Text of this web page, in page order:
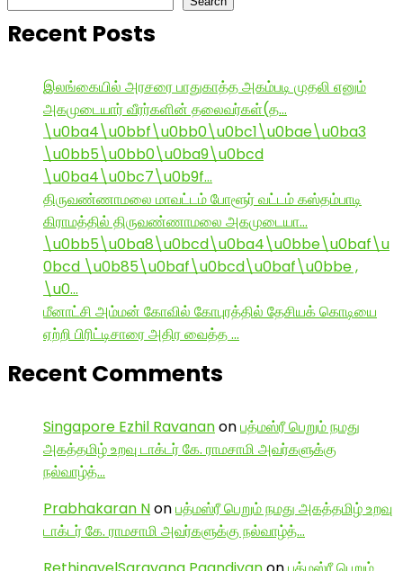
Recent Posts
இலங்கையில் அரசரை பாதுகாத்த அகம்படி முதலி எனும்
அகமுடையார் வீரர்களின் தலைவர்கள்(த…
\u0ba4\u0bbf\u0bb0\u0bc1\u0bae\u0ba3
\u0bb5\u0bb0\u0ba9\u0bcd
\u0ba4\u0bc7\u0b9f…
திருவண்ணாமலை மாவட்டம் போளூர் வட்டம் கஸ்தம்பாடி
கிராமத்தில் திருவண்ணாமலை அகமுடையா…
\u0bb5\u0ba8\u0bcd\u0ba4\u0bbe\u0baf\u
0bcd \u0b85\u0baf\u0bcd\u0baf\u0bbe ,
\u0…
மீனாட்சி அம்மன் கோவில் கோபுரத்தில் தேசியக் கொடியை
ஏற்றி பிரிட்டிசாரை அதிர வைத்த …
Recent Comments
Singapore Ezhil Ravananonபத்மஸ்ரீ பெறும் நமது
அகத்தமிழ் உறவு டாக்டர் கே. ராமசாமி அவர்களுக்கு
நல்வாழ்த்…
Prabhakaran Nonபத்மஸ்ரீ பெறும் நமது அகத்தமிழ் உறவு
டாக்டர் கே. ராமசாமி அவர்களுக்கு நல்வாழ்த்…